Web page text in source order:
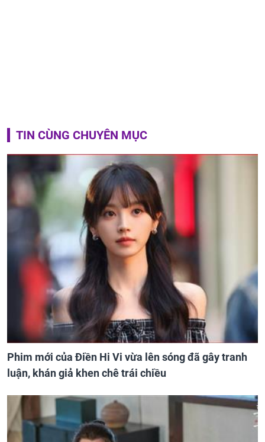
TIN CÙNG CHUYÊN MỤC
Phim mới của Điền Hi Vi vừa lên sóng đã gây tranh
luận, khán giả khen chê trái chiều